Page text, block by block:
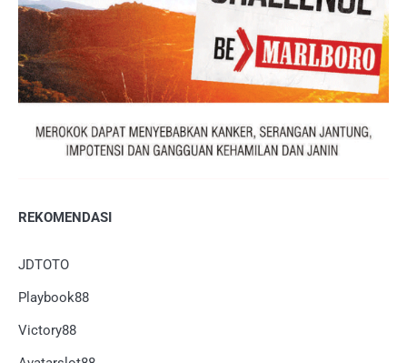
REKOMENDASI
JDTOTO
Playbook88
Victory88